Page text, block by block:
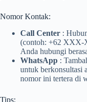
Nomor Kontak:
Call Center :
(contoh: +62
Anda hubungi
WhatsApp :
untuk berkonsultasi
nomor ini tertera di
Tips: